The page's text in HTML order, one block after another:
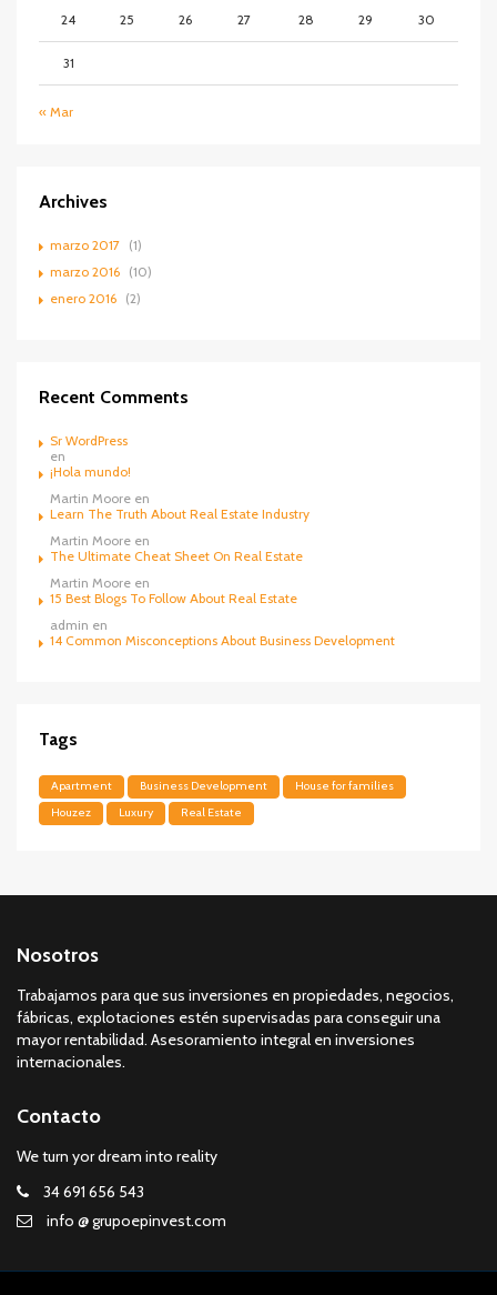
24 25 26 27 28 29 30
31
« Mar
Archives
marzo 2017 (1)
marzo 2016 (10)
enero 2016 (2)
Recent Comments
Sr WordPress
en
¡Hola mundo!
Martin Moore en
Learn The Truth About Real Estate Industry
Martin Moore en
The Ultimate Cheat Sheet On Real Estate
Martin Moore en
15 Best Blogs To Follow About Real Estate
admin en
14 Common Misconceptions About Business Development
Tags
Apartment Business Development
House for families
Houzez
Luxury Real Estate
Nosotros
Trabajamos para que sus inversiones en propiedades, negocios,
fábricas, explotaciones estén supervisadas para conseguir una
mayor rentabilidad. Asesoramiento integral en inversiones
internacionales.
Contacto
We turn yor dream into reality
34 691 656 543
info @ grupoepinvest.com